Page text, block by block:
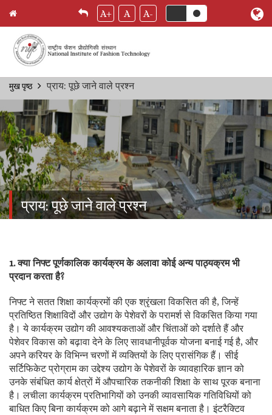
Skip
content
A+ A A-
Breadcrumb
मुख पृष्ठ प्राय: पूछे जाने वाले प्रश्‍न
प्राय: पूछे जाने वाले प्रश्‍न
1. क्या निफ्ट पूर्णकालिक कार्यक्रम के अलावा कोई अन्य पाठ्यक्रम भी
प्रदान करता है?
निफ्ट ने सतत शिक्षा कार्यक्रमों की एक श्रृंखला विकसित की है, जिन्हें
प्रतिष्ठित शिक्षाविदों और उद्योग के पेशेवरों के परामर्श से विकसित किया गया
है। ये कार्यक्रम उद्योग की आवश्यकताओं और चिंताओं को दर्शाते हैं और
पेशेवर विकास को बढ़ावा देने के लिए सावधानीपूर्वक योजना बनाई गई है, और
अपने करियर के विभिन्न चरणों में व्यक्तियों के लिए प्रासंगिक हैं। सीई
सर्टिफिकेट प्रोग्राम का उद्देश्य उद्योग के पेशेवरों के व्यावहारिक ज्ञान को
उनके संबंधित कार्य क्षेत्रों में औपचारिक तकनीकी शिक्षा के साथ पूरक बनाना
है। लचीला कार्यक्रम प्रतिभागियों को उनकी व्यावसायिक गतिविधियों को
बाधित किए बिना कार्यक्रम को आगे बढ़ाने में सक्षम बनाता है। इंटरैक्टिव